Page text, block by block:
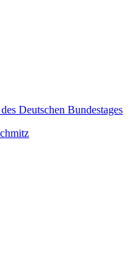
Deutschen Bundestages